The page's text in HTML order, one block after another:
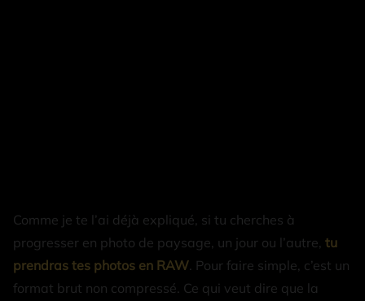
Comme je te l’ai déjà expliqué, si tu cherches à
progresser en photo de paysage, un jour ou l’autre, tu
prendras tes photos en RAW . Pour faire simple, c’est un
format brut non compressé. Ce qui veut dire que la